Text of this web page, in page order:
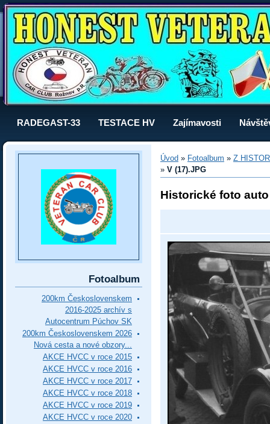
RADEGAST-33 TESTACE HV Zajímavosti
Úvod » Fotoalbum » Z
» V (17).JPG
Historické foto
Fotoalbum
200km Československem
2016-2025 archív s
Autocentrum Púchov SK
200km Československem 2026
Nová cesta a nové obzory...
AKCE HVCC v roce 2015
AKCE HVCC v roce 2016
AKCE HVCC v roce 2017
AKCE HVCC v roce 2018
AKCE HVCC v roce 2019
AKCE HVCC v roce 2020